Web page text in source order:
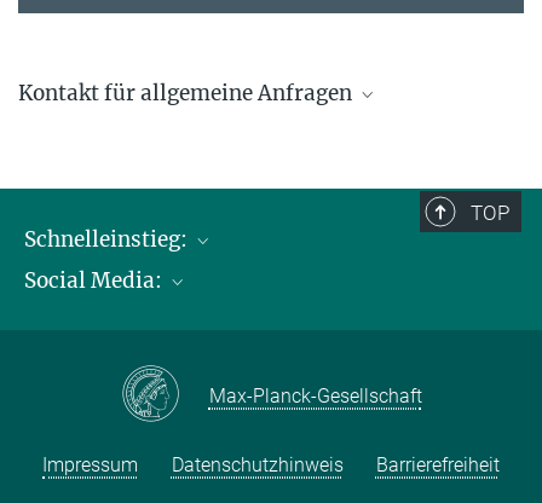
Kontakt für allgemeine Anfragen
TOP
Schnelleinstieg:
Publikationen
Kontakt und Anfahrtsbeschreibung
Social Media:
Max-Planck-Gesellschaft
Impressum Datenschutzhinweis Barrierefreiheit